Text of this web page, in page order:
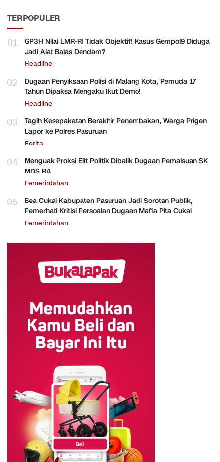
TERPOPULER
01
GP3H Nilai LMR-RI Tidak Objektif! Kasus Gempol9 Diduga
Jadi Alat Balas Dendam?
Headline
02
Dugaan Penyiksaan Polisi di Malang Kota, Pemuda 17
Tahun Dipaksa Mengaku Ikut Demo!
Headline
03
Tagih Kesepakatan Berakhir Penembakan, Warga Prigen
Lapor ke Polres Pasuruan
Berita
04
Menguak Proksi Elit Politik Dibalik Dugaan Pemalsuan SK
MDS RA
Pemerintahan
05
Bea Cukai Kabupaten Pasuruan Jadi Sorotan Publik,
Pemerhati Kritisi Persoalan Dugaan Mafia Pita Cukai
Pemerintahan